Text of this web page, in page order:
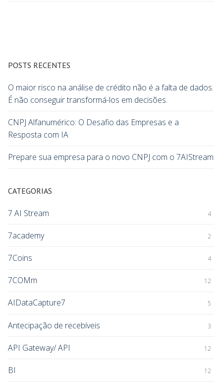
POSTS RECENTES
O maior risco na análise de crédito não é a falta de dados.
É não conseguir transformá-los em decisões.
CNPJ Alfanumérico: O Desafio das Empresas e a
Resposta com IA
Prepare sua empresa para o novo CNPJ com o 7AIStream
CATEGORIAS
7 AI Stream 4
7academy 2
7Coins 4
7COMm 12
AIDataCapture7 5
Antecipação de recebíveis 3
API Gateway/ API 12
BI 12